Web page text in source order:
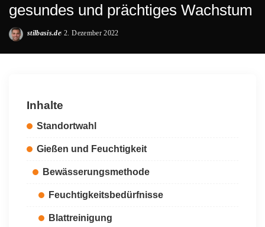
gesundes und prächtiges Wachstum
Posted
stilbasis.de 2. Dezember 2022
Inhalte
Standortwahl
Gießen und Feuchtigkeit
Bewässerungsmethode
Feuchtigkeitsbedürfnisse
Blattreinigung